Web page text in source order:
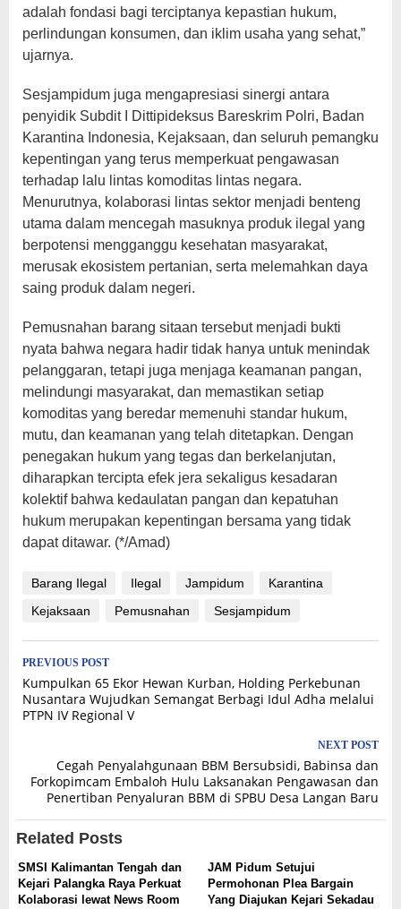
adalah fondasi bagi terciptanya kepastian hukum,
perlindungan konsumen, dan iklim usaha yang sehat,”
ujarnya.
Sesjampidum juga mengapresiasi sinergi antara
penyidik Subdit I Dittipideksus Bareskrim Polri, Badan
Karantina Indonesia, Kejaksaan, dan seluruh pemangku
kepentingan yang terus memperkuat pengawasan
terhadap lalu lintas komoditas lintas negara.
Menurutnya, kolaborasi lintas sektor menjadi benteng
utama dalam mencegah masuknya produk ilegal yang
berpotensi mengganggu kesehatan masyarakat,
merusak ekosistem pertanian, serta melemahkan daya
saing produk dalam negeri.
Pemusnahan barang sitaan tersebut menjadi bukti
nyata bahwa negara hadir tidak hanya untuk menindak
pelanggaran, tetapi juga menjaga keamanan pangan,
melindungi masyarakat, dan memastikan setiap
komoditas yang beredar memenuhi standar hukum,
mutu, dan keamanan yang telah ditetapkan. Dengan
penegakan hukum yang tegas dan berkelanjutan,
diharapkan tercipta efek jera sekaligus kesadaran
kolektif bahwa kedaulatan pangan dan kepatuhan
hukum merupakan kepentingan bersama yang tidak
dapat ditawar. (*/Amad)
Barang Ilegal Ilegal Jampidum
Karantina
Kejaksaan
Pemusnahan Sesjampidum
Post
navigation
PREVIOUS POST
Kumpulkan 65 Ekor Hewan Kurban, Holding Perkebunan
Nusantara Wujudkan Semangat Berbagi Idul Adha melalui
PTPN IV Regional V
NEXT POST
Cegah Penyalahgunaan BBM Bersubsidi, Babinsa dan
Forkopimcam Embaloh Hulu Laksanakan Pengawasan dan
Penertiban Penyaluran BBM di SPBU Desa Langan Baru
Related Posts
SMSI Kalimantan Tengah dan
Kejari Palangka Raya Perkuat
Kolaborasi lewat News Room
JAM Pidum Setujui
Permohonan Plea Bargain
Yang Diajukan Kejari Sekadau